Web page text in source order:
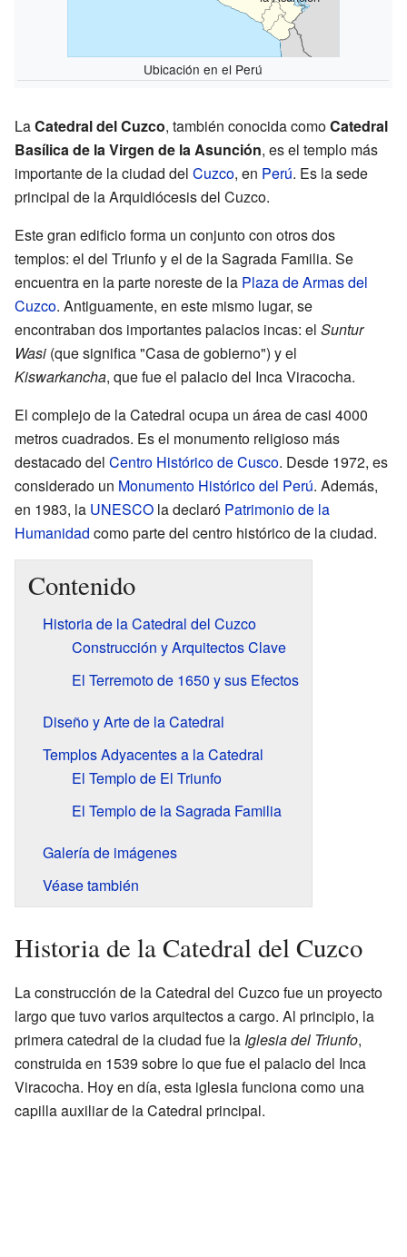
Ubicación en el Perú
LaCatedral del Cuzco, también conocida comoCatedral
Basílica de la Virgen de la Asunción, es el templo más
importante de la ciudad del Cuzco, en Perú. Es la sede
principal de la Arquidiócesis del Cuzco.
Este gran edificio forma un conjunto con otros dos
templos: el del Triunfo y el de la Sagrada Familia. Se
encuentra en la parte noreste de la Plaza de Armas del
Cuzco. Antiguamente, en este mismo lugar, se
encontraban dos importantes palacios incas: el Suntur
Wasi (que significa "Casa de gobierno") y el
Kiswarkancha, que fue el palacio del Inca Viracocha.
El complejo de la Catedral ocupa un área de casi 4000
metros cuadrados. Es el monumento religioso más
destacado del Centro Histórico de Cusco. Desde 1972, es
considerado un Monumento Histórico del Perú. Además,
en 1983, la UNESCO la declaró Patrimonio de la
Humanidad como parte del centro histórico de la ciudad.
Contenido
Historia de la Catedral del Cuzco
Construcción y Arquitectos Clave
El Terremoto de 1650 y sus Efectos
Diseño y Arte de la Catedral
Templos Adyacentes a la Catedral
El Templo de El Triunfo
El Templo de la Sagrada Familia
Galería de imágenes
Véase también
Historia de la Catedral del Cuzco
La construcción de la Catedral del Cuzco fue un proyecto
largo que tuvo varios arquitectos a cargo. Al principio, la
primera catedral de la ciudad fue la Iglesia del Triunfo,
construida en 1539 sobre lo que fue el palacio del Inca
Viracocha. Hoy en día, esta iglesia funciona como una
capilla auxiliar de la Catedral principal.